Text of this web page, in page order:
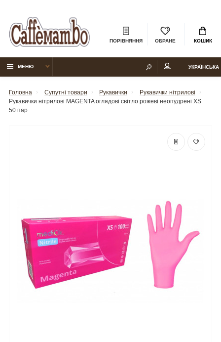
ПОРІВНЯННЯ ОБРАНЕ КОШИК
МЕНЮ УКРАЇНСЬКА
Головна Супутні товари Рукавички
Рукавички нітрилові
Рукавички нітрилові MAGENTA оглядові світло рожеві неопудрені XS
50 пар